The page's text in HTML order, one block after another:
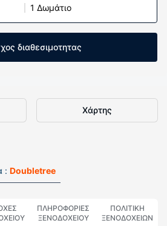
1 Δωμάτιο
διαθεσιμοτητας
Χάρτης
: Doubletree
ΠΛΗΡΟΦΟΡΊΕΣ
ΞΕΝΟΔΟΧΕΊΟΥ
ΠΟΛΙΤΙΚΗ
ΞΕΝΟΔΟΧΕΊΩΝ